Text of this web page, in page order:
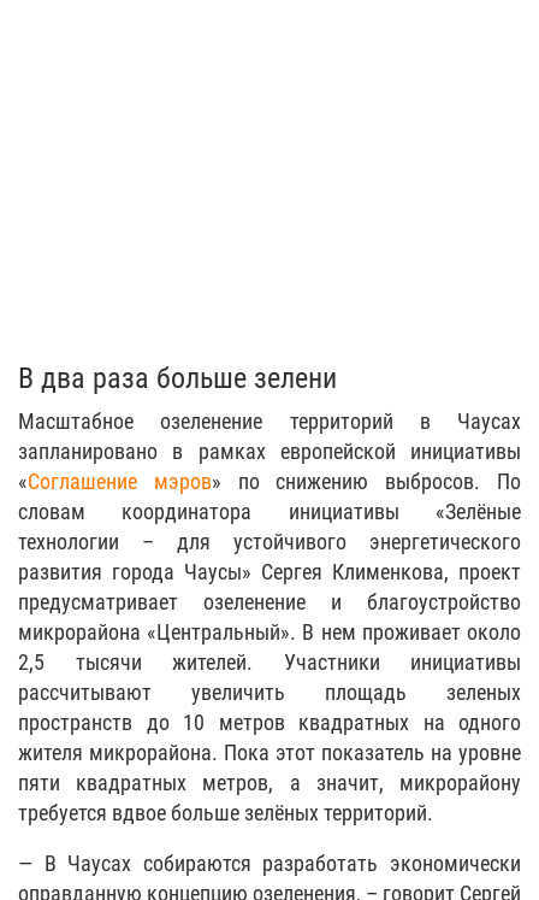
В два раза больше зелени
Масштабное озеленение территорий в Чаусах
запланировано в рамках европейской инициативы
«Соглашение мэров» по снижению выбросов. По
словам координатора инициативы «Зелёные
технологии – для устойчивого энергетического
развития города Чаусы» Сергея Клименкова, проект
предусматривает озеленение и благоустройство
микрорайона «Центральный». В нем проживает около
2,5 тысячи жителей. Участники инициативы
рассчитывают увеличить площадь зеленых
пространств до 10 метров квадратных на одного
жителя микрорайона. Пока этот показатель на уровне
пяти квадратных метров, а значит, микрорайону
требуется вдвое больше зелёных территорий.
— В Чаусах собираются разработать экономически
оправданную концепцию озеленения, – говорит Сергей